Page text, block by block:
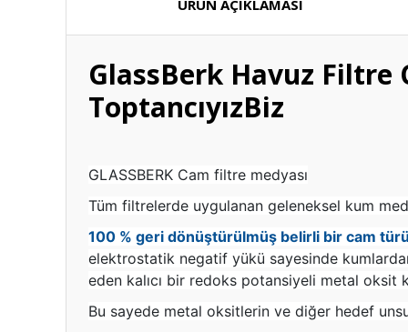
ÜRÜN AÇIKLAMASI
GlassBerk Havuz Filtre
ToptancıyızBiz
GLASSBERK Cam filtre medyası
Tüm filtrelerde uygulanan geleneksel kum
100 % geri dönüştürülmüş belirli bir cam
elektrostatik negatif yükü sayesinde
eden kalıcı bir redoks potansiyeli metal oksit
Bu sayede metal oksitlerin ve diğer hedef